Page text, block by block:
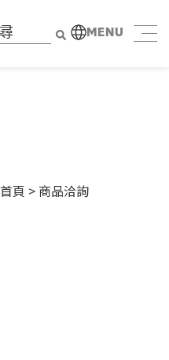
MENU
首頁 > 商品洽詢